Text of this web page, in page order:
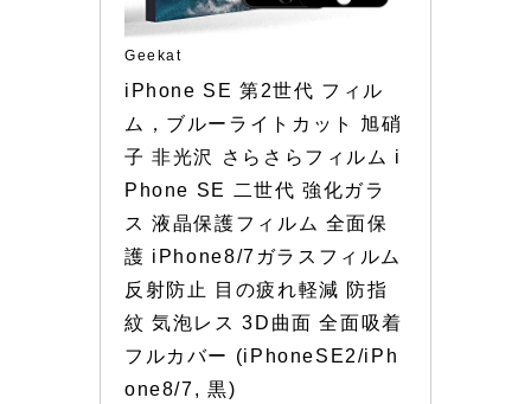
Geekat
iPhone SE 第2世代 フィル
ム，ブルーライトカット 旭硝
子 非光沢 さらさらフィルム i
Phone SE 二世代 強化ガラ
ス 液晶保護フィルム 全面保
護 iPhone8/7ガラスフィルム
反射防止 目の疲れ軽減 防指
紋 気泡レス 3D曲面 全面吸着
フルカバー (iPhoneSE2/iPh
one8/7, 黒)